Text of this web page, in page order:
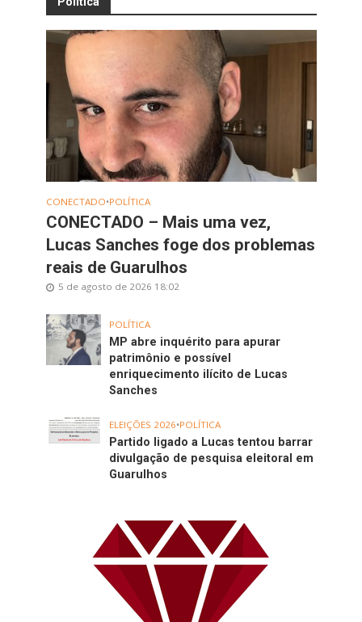
CONECTADO•POLÍTICA
CONECTADO – Mais uma vez,
Lucas Sanches foge dos problemas
reais de Guarulhos
5 de agosto de 2026 18:02
POLÍTICA
MP abre inquérito para apurar
patrimônio e possível
enriquecimento ilícito de Lucas
Sanches
ELEIÇÕES 2026•POLÍTICA
Partido ligado a Lucas tentou barrar
divulgação de pesquisa eleitoral em
Guarulhos